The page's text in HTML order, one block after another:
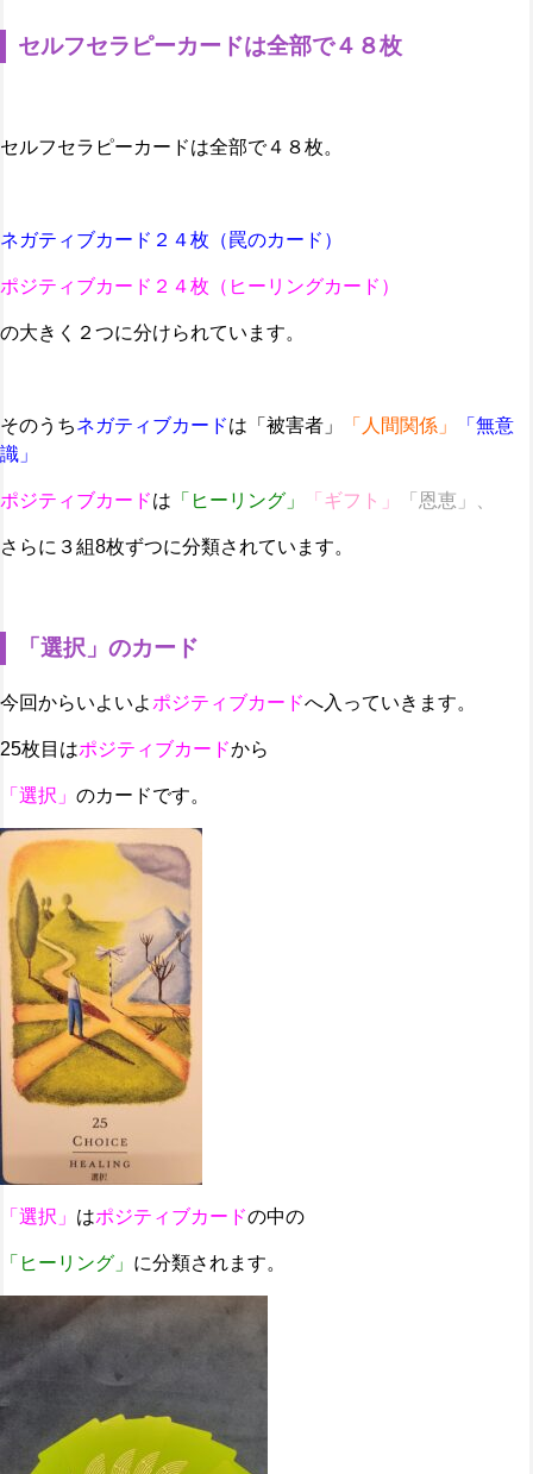
セルフセラピーカードは全部で４８枚
セルフセラピーカードは全部で４８枚。
ネガティブカード２４枚（罠のカード）
ポジティブカード２４枚（ヒーリングカード）
の大きく２つに分けられています。
そのうちネガティブカードは「被害者」 「人間関係」
「無意
識」
ポジティブカードは 「ヒーリング」 「ギフト」 「恩恵」、
さらに３組8枚ずつに分類されています。
「選択」のカード
今回からいよいよ ポジティブカードへ入っていきます。
25枚目はポジティブカードから
「選択」 のカードです。
「選択」 はポジティブカードの中の
「ヒーリング」 に分類されます。